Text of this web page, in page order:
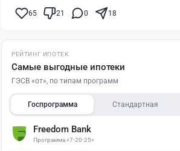
65 21 0 18
РЕЙТИНГ ИПОТЕК
Самые выгодные ипотеки
ГЭСВ «от», по типам программ
Госпрограмма Стандартная
Freedom Bank
Программа «7-20-25»